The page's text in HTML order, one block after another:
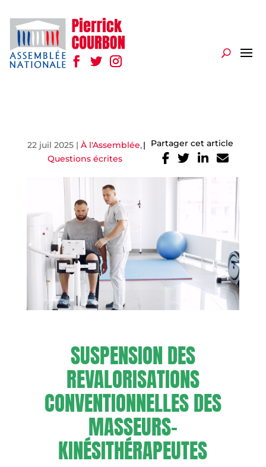
22 juil 2025 |À l'Assemblée,
Questions écrites
| Partager cet article
SUSPENSION DES
REVALORISATIONS
CONVENTIONNELLES DES
MASSEURS-
KINÉSITHÉRAPEUTES